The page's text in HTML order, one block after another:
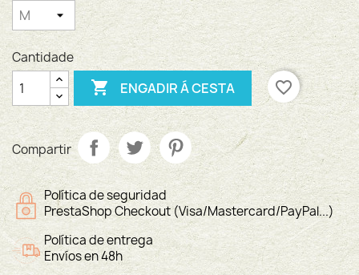
Cantidade
 ENGADIR Á CESTA favorite_border
Compartir
Política de seguridad
PrestaShop Checkout (Visa/Mastercard/PayPal...)
Política de entrega
Envíos en 48h